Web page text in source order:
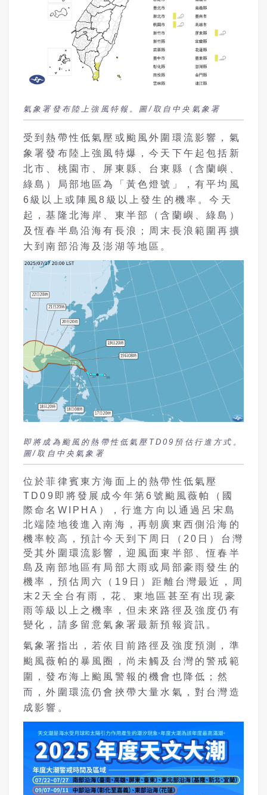
氣象署發布陸上強風特報。圖/取自中央氣象署
受到熱帶性低氣壓或颱風外圍環流影響，氣
象署發布陸上強風特爆，今天下午起包括新
北市、桃園市、屏東縣、台東縣（含蘭嶼、
綠島）局部地區為「黃色燈號」，有平均風
6級以上或陣風8級以上發生的機率。今天
起，基隆北海岸、東半部（含蘭嶼、綠島）
及恆春半島沿海有長浪；周末長浪範圍再擴
大到南部沿海及澎湖等地區。
即將成為颱風的熱帶性低氣壓TD09預估行進方式。
圖/取自中央氣象署
位於菲律賓東方海面上的熱帶性低氣壓
TD09即將發展成今年第6號颱風薇帕（國
際命名WIPHA），行進方向以通過呂宋島
北端陸地後進入南海，再朝廣東西側沿海的
機率較高，預計今天到下周日（20日）台灣
受其外圍環流影響，迎風面東半部、恆春半
島及南部地區有局部大雨或局部豪雨發生的
機率，預估周六（19日）距離台灣最近，周
末2天全台有雨，花、東地區甚至有出現豪
雨等級以上之機率，但未來路徑及強度仍有
變化，請多留意氣象署最新預報資訊。
氣象署指出，若依目前路徑及強度預測，準
颱風薇帕的暴風圈，尚未觸及台灣的警戒範
圍，發布海上颱風警報的機會也降低；然
而，外圍環流仍會挾帶大量水氣，對台灣造
成影響。